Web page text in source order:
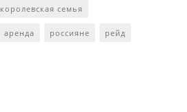
королевская семья
аренда россияне рейд